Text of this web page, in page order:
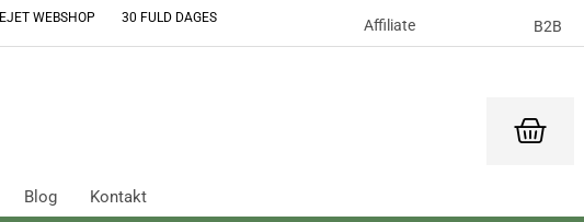
WEBSHOP 30 FULD DAGES
Affiliate B2B
Blog Kontakt